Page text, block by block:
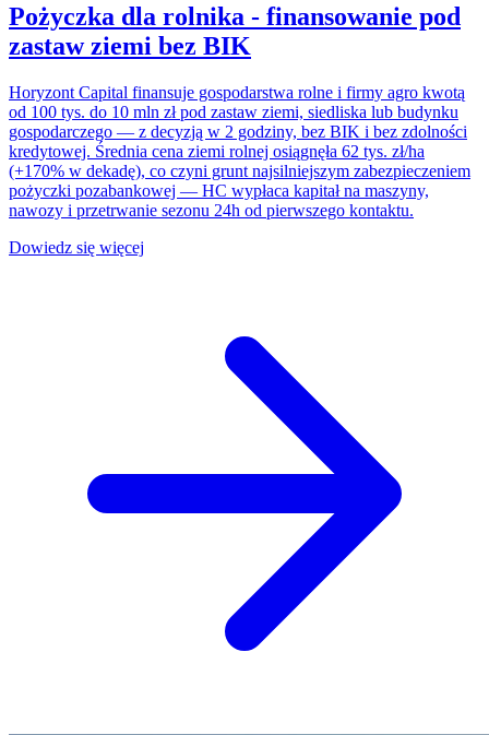
Pożyczka dla rolnika - finansowanie pod
zastaw ziemi bez BIK
Horyzont Capital finansuje gospodarstwa rolne i firmy agro kwotą
od 100 tys. do 10 mln zł pod zastaw ziemi, siedliska lub budynku
gospodarczego — z decyzją w 2 godziny, bez BIK i bez zdolności
kredytowej. Średnia cena ziemi rolnej osiągnęła 62 tys. zł/ha
(+170% w dekadę), co czyni grunt najsilniejszym zabezpieczeniem
pożyczki pozabankowej — HC wypłaca kapitał na maszyny,
nawozy i przetrwanie sezonu 24h od pierwszego kontaktu.
Dowiedz się więcej